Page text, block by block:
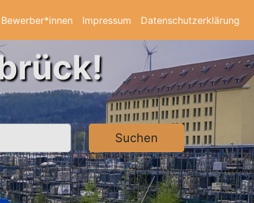
Bewerber*innen Impressum Datenschutzerklärung
Suchen